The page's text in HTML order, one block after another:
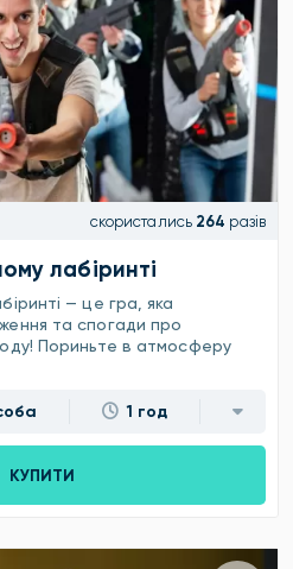
скористались 264 разів
лабіринті
— це гра, яка
та спогади про
Пориньте в атмосферу
1 год
КУПИТИ